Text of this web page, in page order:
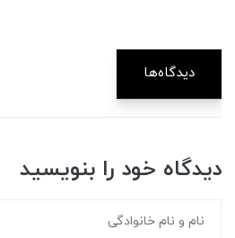
دیدگاه‌ها
دیدگاه خود را بنویسید